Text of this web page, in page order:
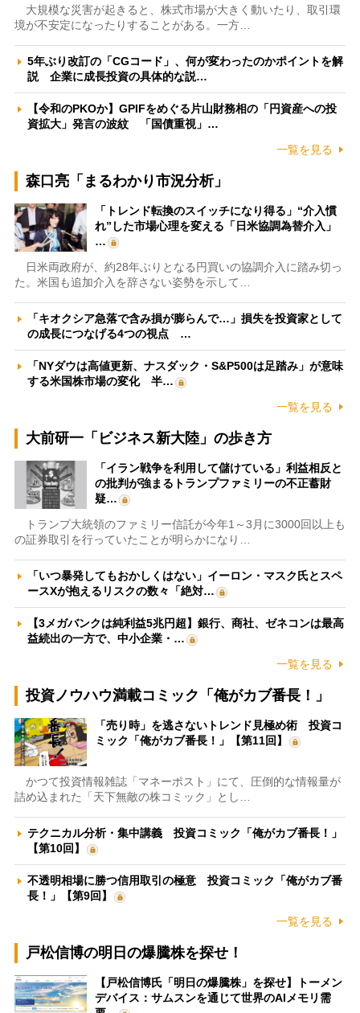
大規模な災害が起きると、株式市場が大きく動いたり、取引環
境が不安定になったりすることがある。一方…
5年ぶり改訂の「CGコード」、何が変わったのかポイントを解
説 企業に成長投資の具体的な説…
【令和のPKOか】GPIFをめぐる片山財務相の「円資産への投
資拡大」発言の波紋 「国債重視」…
一覧を見る
森口亮「まるわかり市況分析」
「トレンド転換のスイッチになり得る」“介入慣
れ”した市場心理を変える「日米協調為替介入」
…
日米両政府が、約28年ぶりとなる円買いの協調介入に踏み切っ
た。米国も追加介入を辞さない姿勢を示して…
「キオクシア急落で含み損が膨らんで…」損失を投資家として
の成長につなげる4つの視点 …
「NYダウは高値更新、ナスダック・S&P500は足踏み」が意味
する米国株市場の変化 半…
一覧を見る
大前研一「ビジネス新大陸」の歩き方
「イラン戦争を利用して儲けている」利益相反と
の批判が強まるトランプファミリーの不正蓄財
疑…
トランプ大統領のファミリー信託が今年1～3月に3000回以上も
の証券取引を行っていたことが明らかになり…
「いつ暴発してもおかしくはない」イーロン・マスク氏とスペ
ースXが抱えるリスクの数々「絶対…
【3メガバンクは純利益5兆円超】銀行、商社、ゼネコンは最高
益続出の一方で、中小企業・…
一覧を見る
投資ノウハウ満載コミック「俺がカブ番長！」
「売り時」を逃さないトレンド見極め術 投資コ
ミック「俺がカブ番長！」【第11回】
かつて投資情報雑誌「マネーポスト」にて、圧倒的な情報量が
詰め込まれた「天下無敵の株コミック」とし…
テクニカル分析・集中講義 投資コミック「俺がカブ番長！」
【第10回】
不透明相場に勝つ信用取引の極意 投資コミック「俺がカブ番
長！」【第9回】
一覧を見る
戸松信博の明日の爆騰株を探せ！
【戸松信博氏「明日の爆騰株」を探せ】トーメン
デバイス：サムスンを通じて世界のAIメモリ需